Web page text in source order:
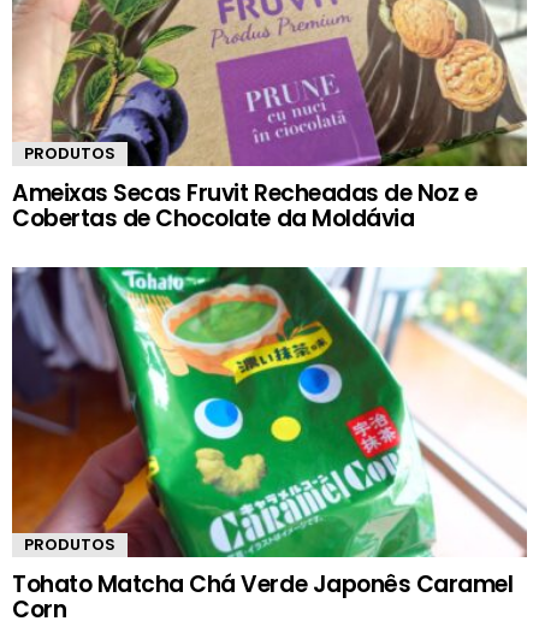
PRODUTOS
Ameixas Secas Fruvit Recheadas de Noz e
Cobertas de Chocolate da Moldávia
PRODUTOS
Tohato Matcha Chá Verde Japonês Caramel
Corn